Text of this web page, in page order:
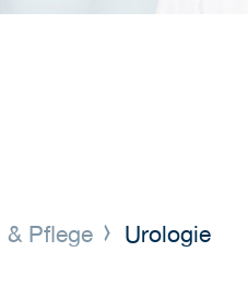
& Pflege Urologie